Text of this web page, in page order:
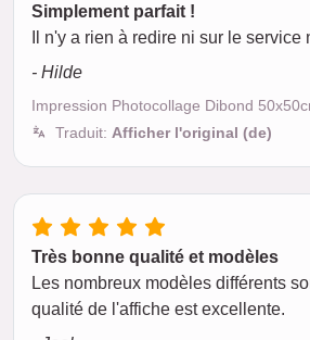
Simplement parfait !
Il n'y a rien à redire ni sur le service
- Hilde
Impression Photocollage Dibond
Traduit: Afficher l'original (de)
Très bonne qualité et modèles
Les nombreux modèles différents
qualité de l'affiche est excellente.